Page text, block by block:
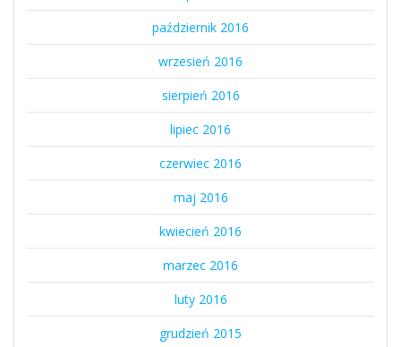
październik 2016
wrzesień 2016
sierpień 2016
lipiec 2016
czerwiec 2016
maj 2016
kwiecień 2016
marzec 2016
luty 2016
grudzień 2015